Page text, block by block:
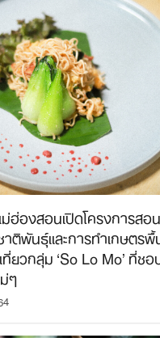
ฮ่องสอนเปิดโครงการสอ
าติพันธุ์และการทำเกษตร
ยวกลุ่ม ‘So Lo Mo’ ที่ช
ๆ